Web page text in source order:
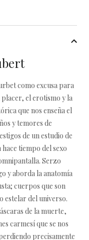
como excusa para
placer, el erotismo y la
que nos enseña el
y temores de
de un estudio de
tiempo del sexo
Serzo
y aborda la anatomía
cuerpos que son
estelar del universo.
de la muerte,
carmesí que se nos
precisamente